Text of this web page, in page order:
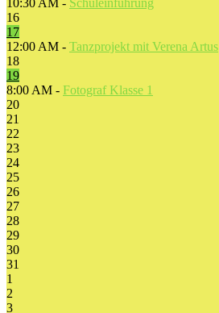
16
17
12:00 AM - Tanzprojekt mit Verena Artus
18
19
8:00 AM - Fotograf Klasse 1
20
21
22
23
24
25
26
27
28
29
30
31
1
2
3